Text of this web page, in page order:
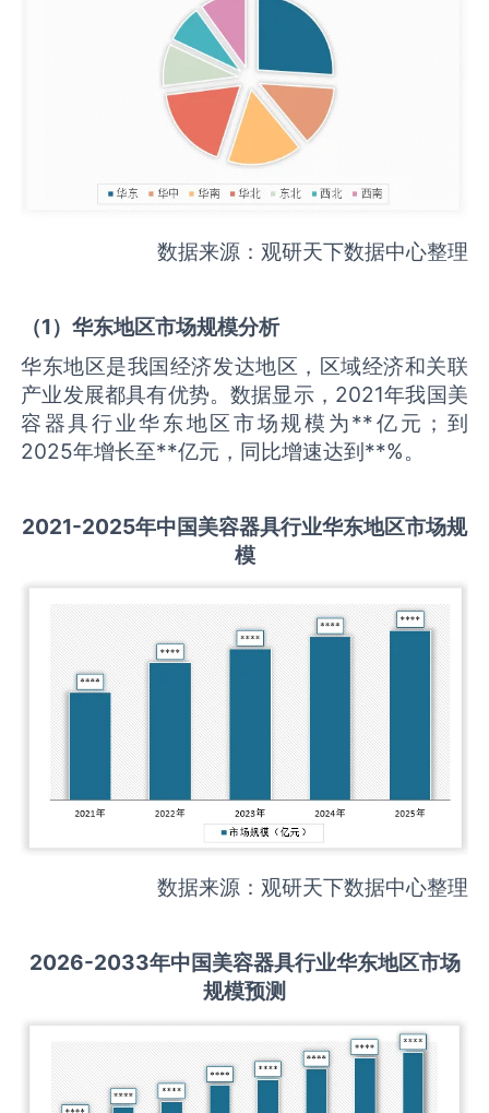
数据来源：观研天下数据中心整理
（1）华东地区市场规模分析
华东地区是我国经济发达地区，区域经济和关联
产业发展都具有优势。数据显示，2021年我国美
容器具行业华东地区市场规模为**亿元；到
2025年增长至**亿元，同比增速达到**%。
2021-2025年中国美容器具行业华东地区市场规
模
数据来源：观研天下数据中心整理
2026-2033年中国美容器具行业华东地区市场
规模预测